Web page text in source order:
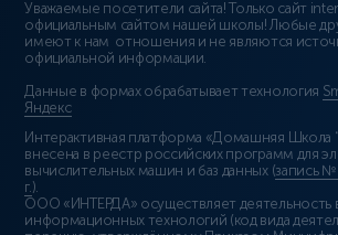
Уважаемые посетители сайта! Только сайт
официальным сайтом нашей школы! Любые
имеют к нам отношения и не являются
официальной информации.
Данные в формах обрабатывает технология
Яндекс
Интерактивная платформа «Домашняя Школа
внесена в реестр российских программ для
вычислительных машин и баз данных (запись №
г.).
ООО «ИНТЕРДА» осуществляет деятельность
информационных технологий (код вида